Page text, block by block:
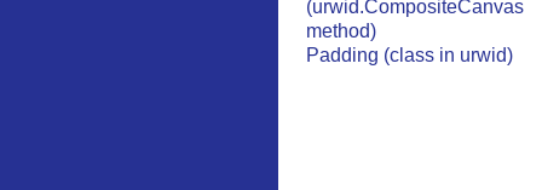
(urwid.CompositeCanvas
method)
Padding (class in urwid)